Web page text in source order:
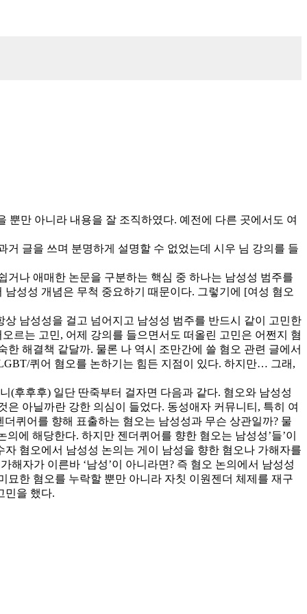
뿐만 아니라 내용을 잘 조직하였다. 예전에 다른 곳에서도 여
글을 쓰며 분명하게 설명할 수 없었는데 시우 님 강의를 들
나 애매한 논문을 구분하는 핵심 중 하나는 남성성 범주를
성성 개념은 무척 중요하기 때문이다. 그렇기에 [여성 혐오
남성성을 걸고 넘어지고 남성성 범주를 반드시 같이 고민한
르는 고민, 어제 강의를 들으면서도 떠올린 고민은 어쩐지 혐
해결책 같달까. 물론 나 역시 조만간에 쓸 혐오 관련 글에서
퀴어 혐오를 논하기는 힘든 지점이 있다. 하지만… 그래,
(후후후) 일단 딴죽부터 걸자면 다음과 같다. 혐오와 남성성
아닐까란 강한 의심이 들었다. 동성애자 커뮤니티, 특히 여
퀴어를 향해 표출하는 혐오는 남성성과 무슨 상관일까? 물
에 해당한다. 하지만 젠더퀴어를 향한 혐오는 남성성’들’이
혐오에서 남성성 논의는 게이 남성을 향한 혐오나 가해자를
자가 이른바 ‘남성’이 아니라면? 즉 혐오 논의에서 남성성
한 혐오를 누락할 뿐만 아니라 자칫 이원젠더 체제를 재구
민을 했다.